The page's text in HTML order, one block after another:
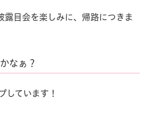
目会を楽しみに、帰路につきま
なぁ？
しています！